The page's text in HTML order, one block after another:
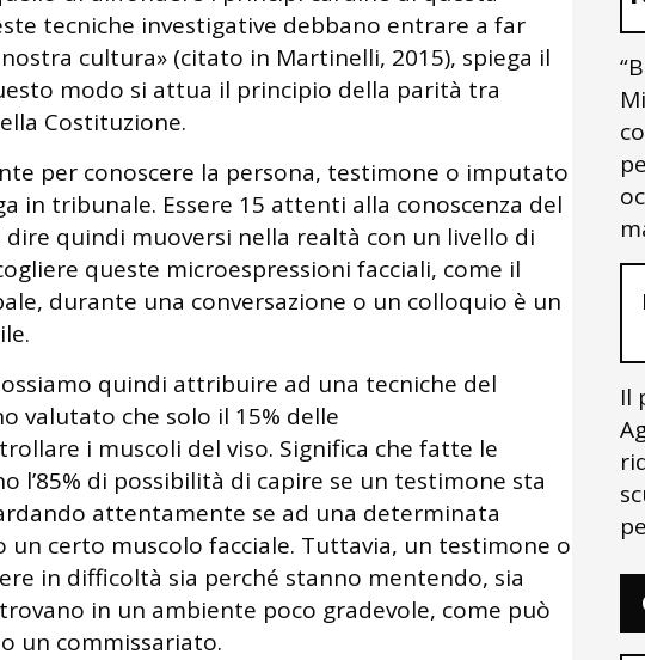
tecniche investigative debbano entrare a far
cultura» (citato in Martinelli, 2015), spiega il
modo si attua il principio della parità tra
Costituzione.
per conoscere la persona, testimone o imputato
in tribunale. Essere 15 attenti alla conoscenza del
dire quindi muoversi nella realtà con un livello di
queste microespressioni facciali, come il
durante una conversazione o un colloquio è un
quindi attribuire ad una tecniche del
valutato che solo il 15% delle
i muscoli del viso. Significa che fatte le
l’85% di possibilità di capire se un testimone sta
attentamente se ad una determinata
certo muscolo facciale. Tuttavia, un testimone o
in difficoltà sia perché stanno mentendo, sia
in un ambiente poco gradevole, come può
un commissariato.
Il